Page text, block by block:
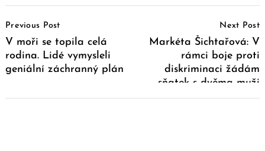
Navigation
Previous Post
V moři se topila celá
rodina. Lidé vymysleli
geniální záchranný plán
Next Post
Markéta Šichtařová: V
rámci boje proti
diskriminaci žádám
sňatek s dvěma muži